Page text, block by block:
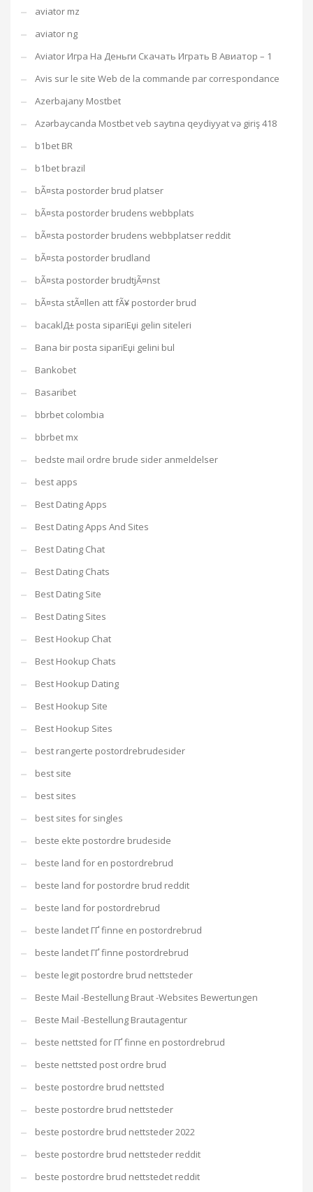
aviator mz
aviator ng
Aviator Игра На Деньги Скачать Играть В Авиатор – 1
Avis sur le site Web de la commande par correspondance
Azerbajany Mostbet
Azərbaycanda Mostbet veb saytına qeydiyyat və giriş 418
b1bet BR
b1bet brazil
bÃ¤sta postorder brud platser
bÃ¤sta postorder brudens webbplats
bÃ¤sta postorder brudens webbplatser reddit
bÃ¤sta postorder brudland
bÃ¤sta postorder brudtjÃ¤nst
bÃ¤sta stÃ¤llen att fÃ¥ postorder brud
bacaklД± posta sipariЕџi gelin siteleri
Bana bir posta sipariЕџi gelini bul
Bankobet
Basaribet
bbrbet colombia
bbrbet mx
bedste mail ordre brude sider anmeldelser
best apps
Best Dating Apps
Best Dating Apps And Sites
Best Dating Chat
Best Dating Chats
Best Dating Site
Best Dating Sites
Best Hookup Chat
Best Hookup Chats
Best Hookup Dating
Best Hookup Site
Best Hookup Sites
best rangerte postordrebrudesider
best site
best sites
best sites for singles
beste ekte postordre brudeside
beste land for en postordrebrud
beste land for postordre brud reddit
beste land for postordrebrud
beste landet ГҐ finne en postordrebrud
beste landet ГҐ finne postordrebrud
beste legit postordre brud nettsteder
Beste Mail -Bestellung Braut -Websites Bewertungen
Beste Mail -Bestellung Brautagentur
beste nettsted for ГҐ finne en postordrebrud
beste nettsted post ordre brud
beste postordre brud nettsted
beste postordre brud nettsteder
beste postordre brud nettsteder 2022
beste postordre brud nettsteder reddit
beste postordre brud nettstedet reddit